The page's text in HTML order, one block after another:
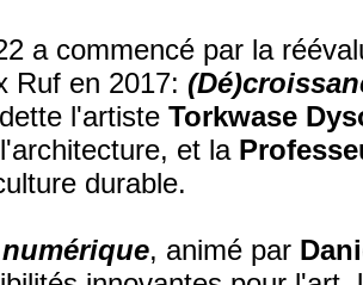
a commencé par la
Ruf en 2017:
l'artiste Torkwase
et la
durable.
, animé par